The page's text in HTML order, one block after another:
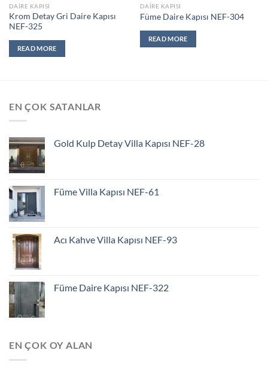
DAIRE KAPISI
Krom Detay Gri Daire Kapısı
NEF-325
READ MORE
DAIRE KAPISI
Füme Daire Kapısı NEF-304
READ MORE
EN ÇOK SATANLAR
Gold Kulp Detay Villa Kapısı NEF-28
Füme Villa Kapısı NEF-61
Acı Kahve Villa Kapısı NEF-93
Füme Daire Kapısı NEF-322
EN ÇOK OY ALAN